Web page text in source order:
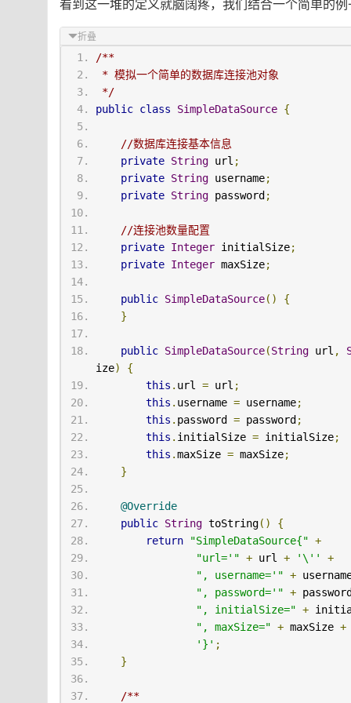
看到这一堆的定义就脑阔疼，我们结合一个简单的例
折叠
/**
* 模拟一个简单的数据库连接池对象
*/
public class SimpleDataSource {
//数据库连接基本信息
private String url ;
private String username;
private String password ;
//连接池数量配置
private Integer initialSize;
private Integer maxSize;
public SimpleDataSource()
{
}
public SimpleDataSource(String url ,
ize)
{
this . url = url ;
this . username = username;
this . password = password ;
this . initialSize = initialSize;
this .maxSize = maxSize;
}
@Override
public String toString()
{
return
"SimpleDataSource{" +
"url='" + url + '\''
+
", username='" +
", password='" +
", initialSize=" +
", maxSize=" + maxSize +
'}' ;
}
/**